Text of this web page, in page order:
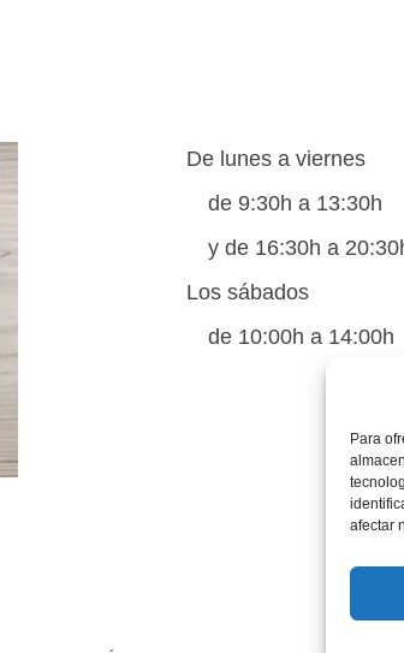
Para
afectar
De lunes a viernes
de 9:30h a 13:30h
y de 16:30h a
Los sábados
de 10:00h a 14:00h